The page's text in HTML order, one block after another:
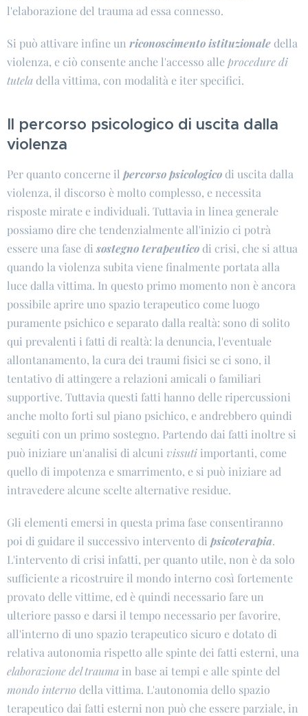
l'elaborazione del trauma ad essa connesso.
Si può attivare infine un riconoscimento istituzionale della
violenza, e ciò consente anche l'accesso alle procedure di
tutela della vittima, con modalità e iter specifici.
Il percorso psicologico di uscita dalla
violenza
Per quanto concerne il percorso psicologico di uscita dalla
violenza, il discorso è molto complesso, e necessita
risposte mirate e individuali. Tuttavia in linea generale
possiamo dire che tendenzialmente all'inizio ci potrà
essere una fase disostegno terapeutico di crisi, che si attua
quando la violenza subita viene finalmente portata alla
luce dalla vittima. In questo primo momento non è ancora
possibile aprire uno spazio terapeutico come luogo
puramente psichico e separato dalla realtà: sono di solito
qui prevalenti i fatti di realtà: la denuncia, l'eventuale
allontanamento, la cura dei traumi fisici se ci sono, il
tentativo di attingere a relazioni amicali o familiari
supportive. Tuttavia questi fatti hanno delle ripercussioni
anche molto forti sul piano psichico, e andrebbero quindi
seguiti con un primo sostegno. Partendo dai fatti inoltre si
può iniziare un'analisi di alcuni vissuti importanti, come
quello di impotenza e smarrimento, e si può iniziare ad
intravedere alcune scelte alternative residue.
Gli elementi emersi in questa prima fase consentiranno
poi di guidare il successivo intervento di psicoterapia.
L'intervento di crisi infatti, per quanto utile, non è da solo
sufficiente a ricostruire il mondo interno così fortemente
provato delle vittime, ed è quindi necessario fare un
ulteriore passo e darsi il tempo necessario per favorire,
all'interno di uno spazio terapeutico sicuro e dotato di
relativa autonomia rispetto alle spinte dei fatti esterni, una
elaborazione del trauma in base ai tempi e alle spinte del
mondo interno della vittima. L'autonomia dello spazio
terapeutico dai fatti esterni non può che essere parziale, in